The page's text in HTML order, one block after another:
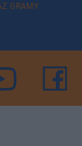
GRAMY